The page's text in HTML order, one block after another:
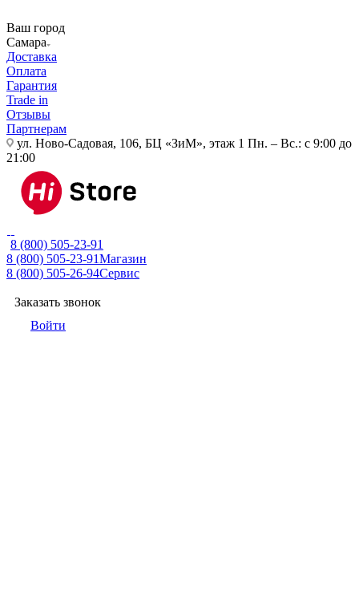
Ваш город
Самара
Доставка
Оплата
Гарантия
Trade in
Отзывы
Партнерам
ул. Ново-Садовая, 106, БЦ «ЗиМ», этаж 1 Пн. – Вс.: с 9:00 до
21:00
8 (800) 505-23-91
8 (800) 505-23-91Магазин
8 (800) 505-26-94Сервис
Заказать звонок
Войти